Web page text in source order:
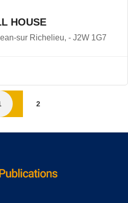
HOUSE
sur Richelieu, - J2W 1G7
2